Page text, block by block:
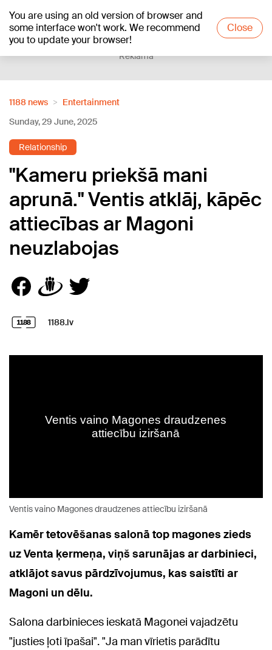
You are using an old version of browser and
some interface won't work. We recommend
you to update your browser!
Close
+18°C
Reklāma
1188 news
Entertainment
Sunday, 29 June, 2025
Relationship
"Kameru priekšā mani
aprunā." Ventis atklāj, kāpēc
attiecības ar Magoni
neuzlabojas
1188.lv
Ventis vaino Magones draudzenes attiecību iziršanā
Kamēr tetovēšanas salonā top magones zieds
uz Venta ķermeņa, viņš sarunājas ar darbinieci,
atklājot savus pārdzīvojumus, kas saistīti ar
Magoni un dēlu.
Salona darbinieces ieskatā Magonei vajadzētu
"justies ļoti īpašai". "Ja man vīrietis parādītu